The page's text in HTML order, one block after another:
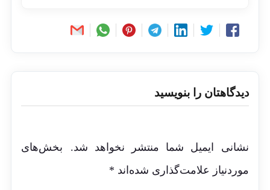
دیدگاهتان را بنویسید
نشانی ایمیل شما منتشر نخواهد شد.
بخش‌های
موردنیاز علامت‌گذاری شده‌اند *